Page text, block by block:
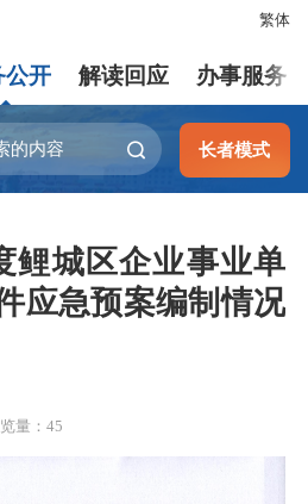
繁体
公开 解读回应 办事服务
长者模式
鲤城区企业事业单
应急预案编制情况
量： 45